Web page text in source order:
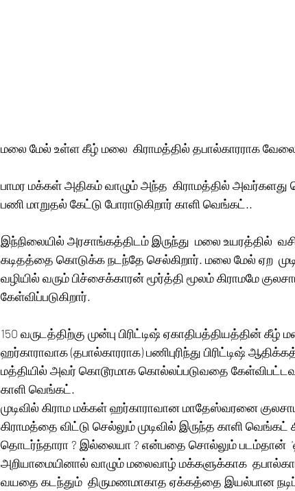
மலை மேல் உள்ள கீழ் மலை  கிராமத்தில் தபால்காரராக
பாமர மக்கள் அதிகம் வாழும் அந்த  கிராமத்தில்
பணி மாறுதல் கேட்டு போராடுகிறார் காளி வெங்கட்..
இந்நிலையில் அரசாங்கத்திடம் இருந்து  மலை உயரத்தில்
கடிதத்தை கொடுக்க நடந்தே செல்கிறார். மலை மேல் ஏற
வழியில் வரும் பிச்சைக்காரன் மூர்த்தி மூலம் கிராமமே
கேள்விப்படுகிறார்.
150 வருடத்திற்கு முன்பு பிரிட்டிஷ் ஏகாதிபத்தியத்தின்
ஹர்காராவாக (தபால்காரராக) பணிபுரிந்து பிரிட்டிஷ்
மத்தியில் அவர் கொடூரமாக கொல்லப்படுவதை
காளி வெங்கட்.
முடிவில் கிராம மக்கள் ஹர்காராவான மாதேஸ்வரனை
கிராமத்தை விட்டு செல்லும் முடிவில் இருந்த காளி
தொடர்ந்தாரா ? இல்லையா ? என்பதை சொல்லும் படம்தான்
அறியாமையினால் வாழும் மலைவாழ் மக்களுக்காக
வயதை கடந்தும்  திருமணமாகாத ஏக்கத்தை இயல்பான